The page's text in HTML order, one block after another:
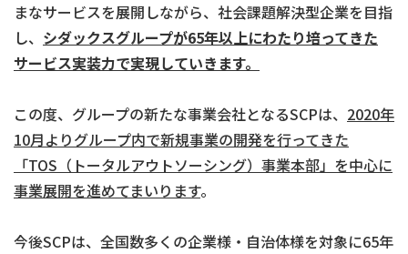
まなサービスを展開しながら、社会課題解決型企業を目指
し、 シダックスグループが65年以上にわたり培ってきた
サービス実装力で実現していきます。
この度、グループの新たな事業会社となるSCPは、 2020年
10月よりグループ内で新規事業の開発を行ってきた
「TOS （トータルアウトソーシング）事業本部」を中心に
事業展開を進めてまいります。
今後SCPは、全国数多くの企業様・自治体様を対象に65年